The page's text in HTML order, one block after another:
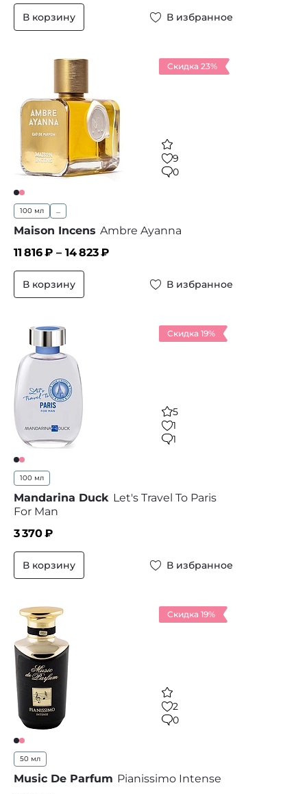
В корзину В избранное
Скидка 23%
9
0
100 мл ...
Maison Incens Ambre Ayanna
11 816₽ – 14 823₽
В корзину В избранное
Скидка 19%
5
1
1
100 мл
Mandarina Duck Let's Travel To Paris
For Man
3 370₽
В корзину В избранное
Скидка 19%
2
0
50 мл
Music De Parfum Pianissimo Intense